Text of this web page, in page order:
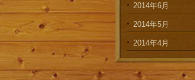
2014年6月
2014年5月
2014年4月